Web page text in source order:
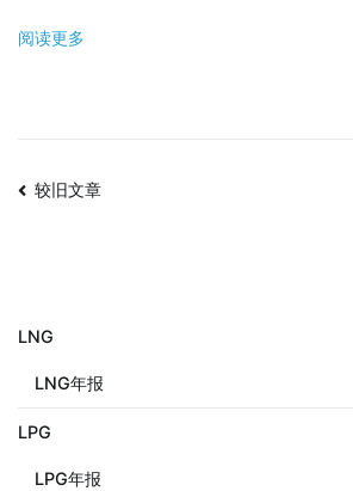
阅读更多
较旧文章
LNG
LNG年报
LPG
LPG年报